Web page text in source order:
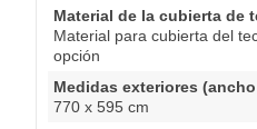
Material de la cubierta de
Material para cubierta del
opción
Medidas exteriores
770 x 595 cm